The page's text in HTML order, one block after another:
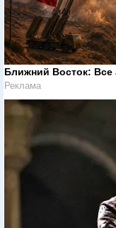
Ближний Восток: Все
Реклама